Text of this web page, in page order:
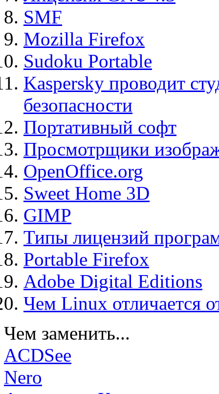
SMF
Mozilla Firefox
Sudoku Portable
Kaspersky проводит
безопасности
Портативный софт
Просмотрщики
OpenOffice.org
Sweet Home 3D
GIMP
Типы лицензий
Portable Firefox
Adobe Digital Editions
Чем Linux отличается
Чем заменить...
ACDSee
Nero